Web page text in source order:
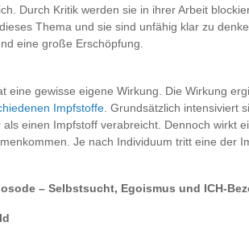
Durch Kritik werden sie in ihrer Arbeit
Thema und sie sind unfähig klar zu
eine große Erschöpfung.
eine gewisse eigene Wirkung. Die Wirkung
Impfstoffe . Grundsätzlich intensiviert
einen Impfstoff verabreicht. Dennoch wirkt
Je nach Individuum tritt eine der
– Selbstsucht, Egoismus und ICH-